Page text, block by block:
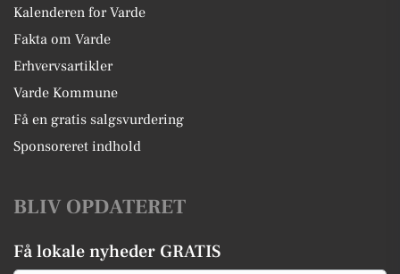
Kalenderen for Varde
Fakta om Varde
Erhvervsartikler
Varde Kommune
Få en gratis salgsvurdering
Sponsoreret indhold
BLIV OPDATERET
Få lokale nyheder GRATIS